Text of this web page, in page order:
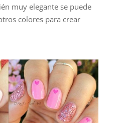
muy elegante se puede
colores para crear